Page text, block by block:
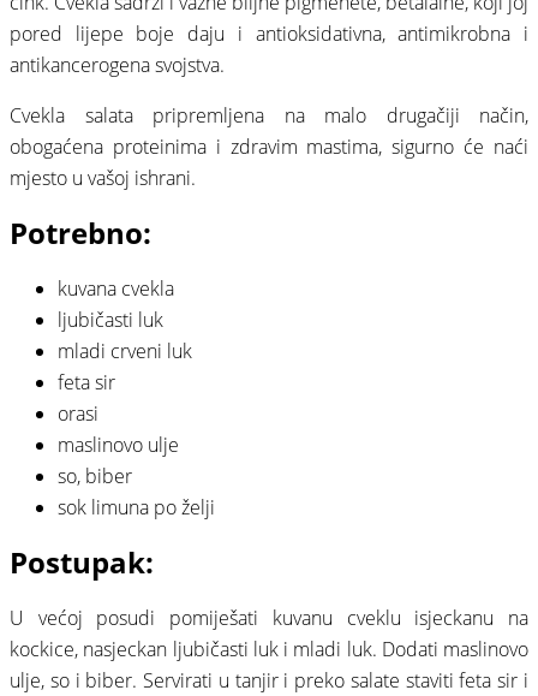
pored lijepe boje daju i antioksidativna, antimikrobna i
antikancerogena svojstva.
Cvekla salata pripremljena na malo drugačiji način,
obogaćena proteinima i zdravim mastima, sigurno će naći
mjesto u vašoj ishrani.
Potrebno:
kuvana cvekla
ljubičasti luk
mladi crveni luk
feta sir
orasi
maslinovo ulje
so, biber
sok limuna po želji
Postupak:
U većoj posudi pomiješati kuvanu cveklu isjeckanu na
kockice, nasjeckan ljubičasti luk i mladi luk. Dodati maslinovo
ulje, so i biber. Servirati u tanjir i preko salate staviti feta sir i